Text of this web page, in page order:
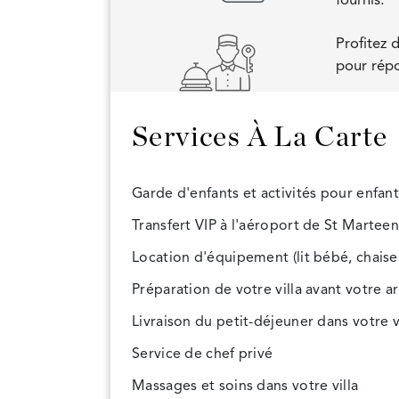
Profitez
pour
Services À La Carte
Garde d'enfants et activités pour
Transfert VIP à l'aéroport de St Marteen
Location d'équipement (lit bébé,
Préparation de votre villa avant votre
Livraison du petit-déjeuner dans votre
Service de chef privé
Massages et soins dans votre villa